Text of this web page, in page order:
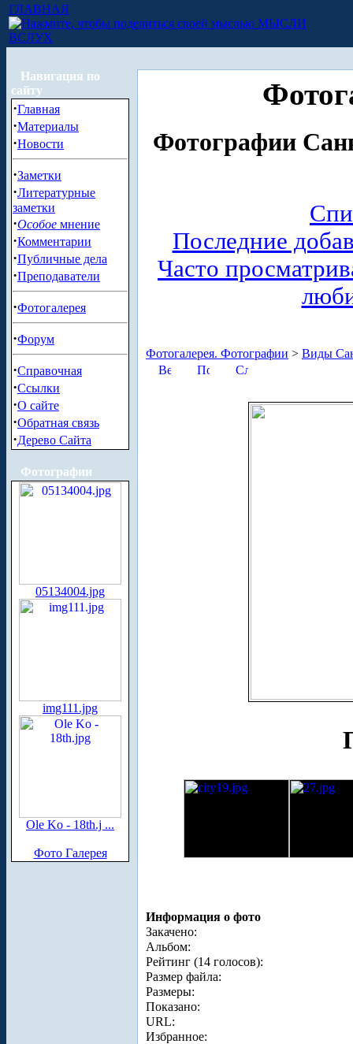
ГЛАВНАЯ
МЫСЛИ
ВСЛУХ
Навигация по
сайту
·Главная
·Материалы
·Новости
·Заметки
·Литературные
заметки
·Особое мнение
·Комментарии
·Публичные дела
·Преподаватели
·Фотогалерея
·Форум
·Справочная
·Ссылки
·О сайте
·Обратная связь
·Дерево Сайта
Фотографии
05134004.jpg
img111.jpg
Ole Ko - 18th.j ...
Фото Галерея
Фотографии
Последние
Часто
Фотогалерея. Фотографии > Виды
Информация о фото
Закачено:
Альбом:
Рейтинг (14 голосов):
Размер файла:
Размеры:
Показано:
URL:
Избранное: